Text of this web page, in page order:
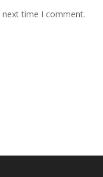
time I comment.